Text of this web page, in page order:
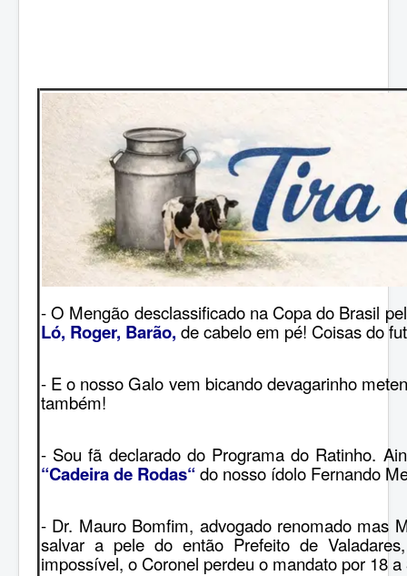
- O Mengão desclassificado na Copa do Brasil
Ló, Roger, Barão, de cabelo em pé! Coisas do
- E o nosso Galo vem bicando devagarinho
também!
- Sou fã declarado do Programa do Ratinho.
“Cadeira de Rodas“ do nosso ídolo Fernando
- Dr. Mauro Bomfim, advogado renomado mas
salvar a pele do então Prefeito de
impossível, o Coronel perdeu o mandato por 18 a